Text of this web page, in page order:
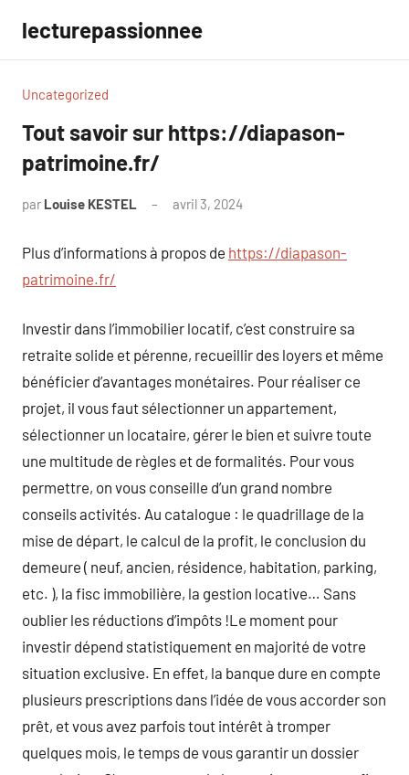
contenu
lecturepassionnee
Uncategorized
Tout savoir sur https://diapason-
patrimoine.fr/
par Louise KESTEL avril 3, 2024
Plus d’informations à propos de https://diapason-
patrimoine.fr/
Investir dans l’immobilier locatif, c’est construire sa
retraite solide et pérenne, recueillir des loyers et même
bénéficier d’avantages monétaires. Pour réaliser ce
projet, il vous faut sélectionner un appartement,
sélectionner un locataire, gérer le bien et suivre toute
une multitude de règles et de formalités. Pour vous
permettre, on vous conseille d’un grand nombre
conseils activités. Au catalogue : le quadrillage de la
mise de départ, le calcul de la profit, le conclusion du
demeure ( neuf, ancien, résidence, habitation, parking,
etc. ), la fisc immobilière, la gestion locative… Sans
oublier les réductions d’impôts !Le moment pour
investir dépend statistiquement en majorité de votre
situation exclusive. En effet, la banque dure en compte
plusieurs prescriptions dans l’idée de vous accorder son
prêt, et vous avez parfois tout intérêt à tromper
quelques mois, le temps de vous garantir un dossier